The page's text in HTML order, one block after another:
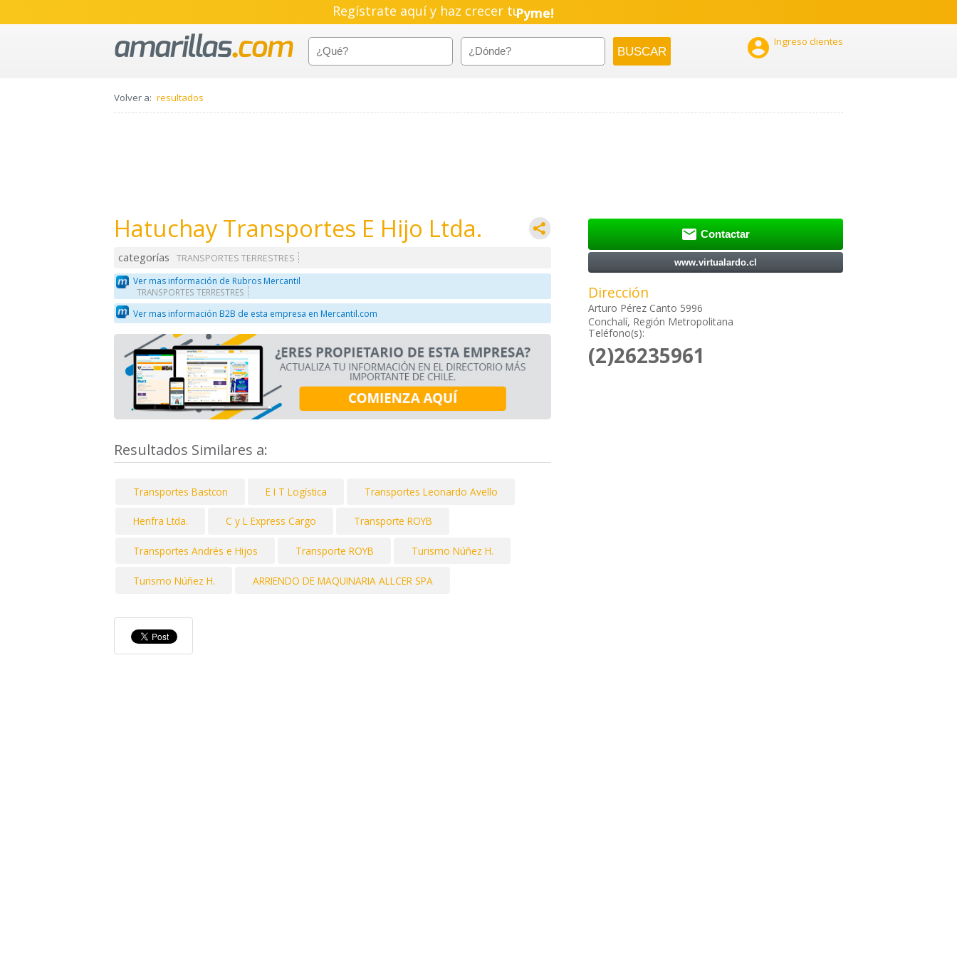
Regístrate aquí y haz crecer tuPyme!
Emprendimiento!
 Ingreso clientes
Volver a: resultados
Hatuchay Transportes E Hijo Ltda.
categorías
TRANSPORTES TERRESTRES
Ver mas información de Rubros Mercantil
TRANSPORTES TERRESTRES
Ver mas información B2B de esta empresa en Mercantil.com
Resultados Similares a:
Transportes Bastcon E I T Logística Transportes Leonardo Avello
Henfra Ltda. C y L Express Cargo Transporte ROYB
Transportes Andrés e Hijos Transporte ROYB Turismo Núñez H.
Turismo Núñez H. ARRIENDO DE MAQUINARIA ALLCER SPA
 Contactar
www.virtualardo.cl
Dirección
Arturo Pérez Canto 5996
Conchalí, Región Metropolitana
Teléfono(s):
(2)26235961